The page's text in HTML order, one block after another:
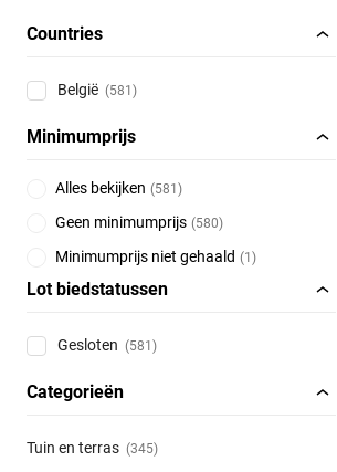
Countries
België (581)
Minimumprijs
Alles bekijken (581 )
Geen minimumprijs (580)
Minimumprijs niet gehaald (1 )
Lot biedstatussen
Gesloten (581)
Categorieën
Tuin en terras (345)